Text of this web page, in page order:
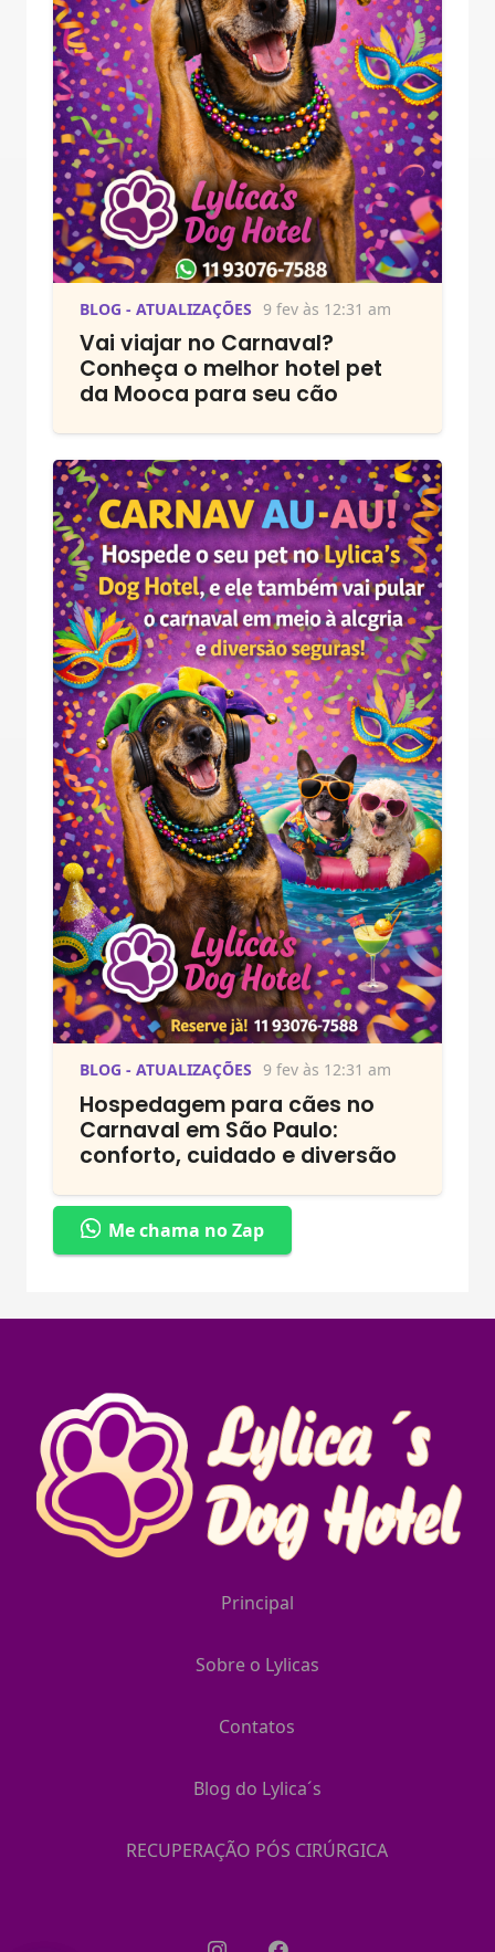
BLOG - ATUALIZAÇÕES 9 fev às 12:31 am
Vai viajar no Carnaval?
Conheça o melhor hotel pet
da Mooca para seu cão
BLOG - ATUALIZAÇÕES 9 fev às 12:31 am
Hospedagem para cães no
Carnaval em São Paulo:
conforto, cuidado e diversão
Me chama no Zap
Principal
Sobre o Lylicas
Contatos
Blog do Lylica´s
RECUPERAÇÃO PÓS CIRÚRGICA